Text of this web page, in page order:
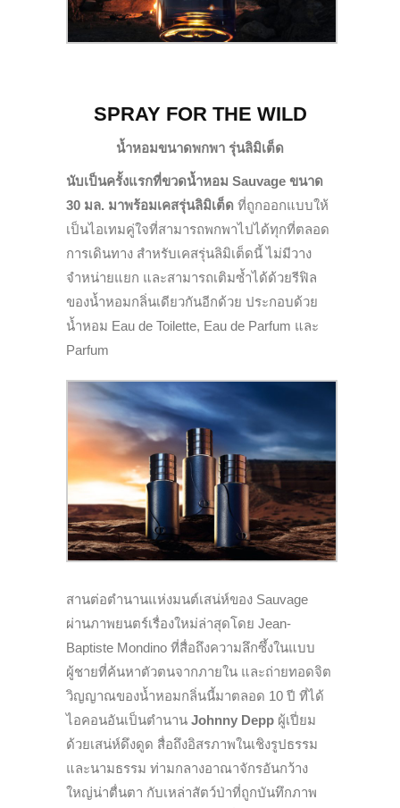
SPRAY FOR THE WILD
น้ำหอมขนาดพกพา รุ่นลิมิเต็ด
นับเป็นครั้งแรกที่ขวดน้ำหอม Sauvage ขนาด
30 มล. มาพร้อมเคสรุ่นลิมิเต็ด ที่ถูกออกแบบให้
เป็นไอเทมคู่ใจที่สามารถพกพาไปได้ทุกที่ตลอด
การเดินทาง สำหรับเคสรุ่นลิมิเต็ดนี้ ไม่มีวาง
จำหน่ายแยก และสามารถเติมซ้ำได้ด้วยรีฟิล
ของน้ำหอมกลิ่นเดียวกันอีกด้วย ประกอบด้วย
น้ำหอม Eau de Toilette, Eau de Parfum และ
Parfum
สานต่อตำนานแห่งมนต์เสน่ห์ของ Sauvage
ผ่านภาพยนตร์เรื่องใหม่ล่าสุดโดย Jean-
Baptiste Mondino ที่สื่อถึงความลึกซึ้งในแบบ
ผู้ชายที่ค้นหาตัวตนจากภายใน และถ่ายทอดจิต
วิญญาณของน้ำหอมกลิ่นนี้มาตลอด 10 ปี ที่ได้
ไอคอนอันเป็นตำนาน Johnny Depp ผู้เปี่ยม
ด้วยเสน่ห์ดึงดูด สื่อถึงอิสรภาพในเชิงรูปธรรม
และนามธรรม ท่ามกลางอาณาจักรอันกว้าง
ใหญ่น่าตื่นตา กับเหล่าสัตว์ป่าที่ถูกบันทึกภาพ